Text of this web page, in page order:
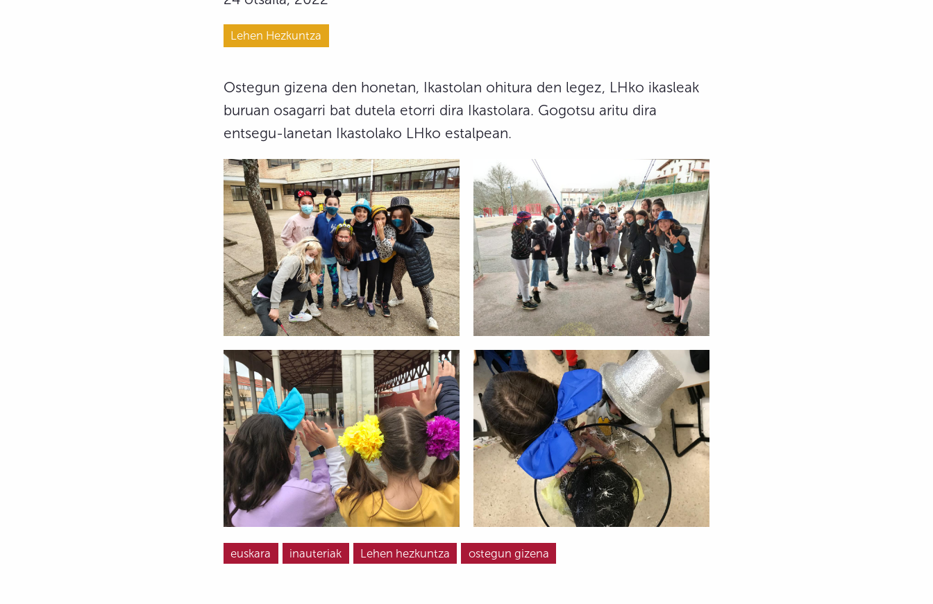
Lehen Hezkuntza
Ostegun gizena den honetan, Ikastolan ohitura den legez, LHko ikasleak
buruan osagarri bat dutela etorri dira Ikastolara. Gogotsu aritu dira
entsegu-lanetan Ikastolako LHko estalpean.
euskara inauteriak Lehen hezkuntza ostegun gizena